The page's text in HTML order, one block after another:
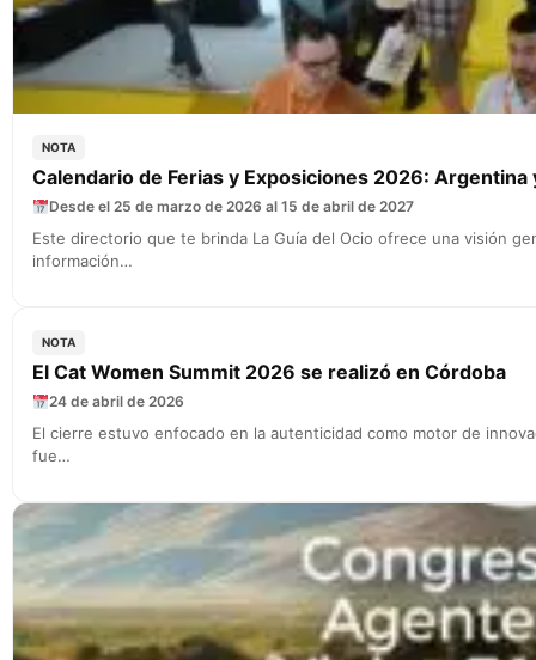
NOTA
Calendario de Ferias y Exposiciones 2026: Argentina
Desde el 25 de marzo de 2026 al 15 de abril de 2027
Este directorio que te brinda La Guía del Ocio ofrece una visión
información…
NOTA
El Cat Women Summit 2026 se realizó en Córdoba
24 de abril de 2026
El cierre estuvo enfocado en la autenticidad como motor de
fue…